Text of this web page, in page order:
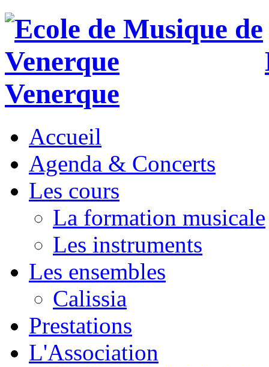
Venerque
Accueil
Agenda & Concerts
Les cours
La formation musicale
Les instruments
Les ensembles
Calissia
Prestations
L'Association